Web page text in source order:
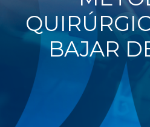
BAJAR